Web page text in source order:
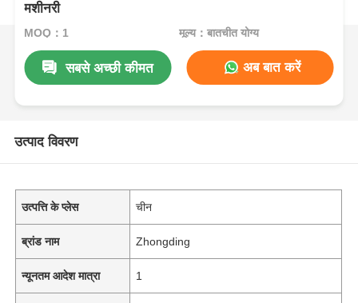
मशीनरी
MOQ：1 मूल्य：बातचीत योग्य
सबसे अच्छी कीमत अब बात करें
उत्पाद विवरण
उत्पत्ति के प्लेस चीन
ब्रांड नाम Zhongding
न्यूनतम आदेश मात्रा 1